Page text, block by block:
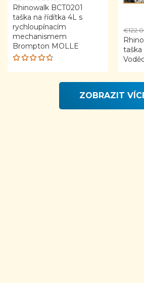
price
was:
€27.05.
price
is:
€25.00.
Rhinowalk BCT0201
taška na řídítka 4L s
rychloupínacím
mechanismem
Brompton MOLLE
Rated
€
ZOBRAZIT